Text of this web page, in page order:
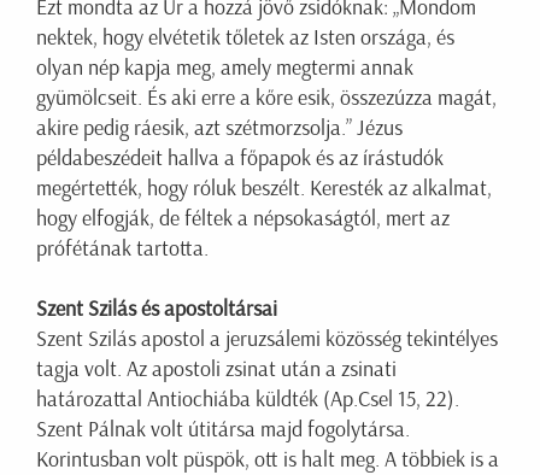
Ezt mondta az Úr a hozzá jövő zsidóknak: „Mondom
nektek, hogy elvétetik tőletek az Isten országa, és
olyan nép kapja meg, amely megtermi annak
gyümölcseit. És aki erre a kőre esik, összezúzza magát,
akire pedig ráesik, azt szétmorzsolja.” Jézus
példabeszédeit hallva a főpapok és az írástudók
megértették, hogy róluk beszélt. Keresték az alkalmat,
hogy elfogják, de féltek a népsokaságtól, mert az
prófétának tartotta.
Szent Szilás és apostoltársai
Szent Szilás apostol a jeruzsálemi közösség tekintélyes
tagja volt. Az apostoli zsinat után a zsinati
határozattal Antiochiába küldték (Ap.Csel 15, 22).
Szent Pálnak volt útitársa majd fogolytársa.
Korintusban volt püspök, ott is halt meg. A többiek is a